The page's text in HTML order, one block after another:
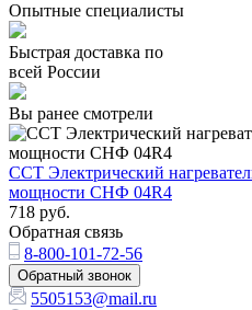
Опытные специалисты
Быстрая доставка по
всей России
Вы ранее смотрели
ССТ Электрический
мощности СНФ 04R4
718 руб.
Обратная связь
8-800-101-72-56
Обратный звонок
5505153@mail.ru